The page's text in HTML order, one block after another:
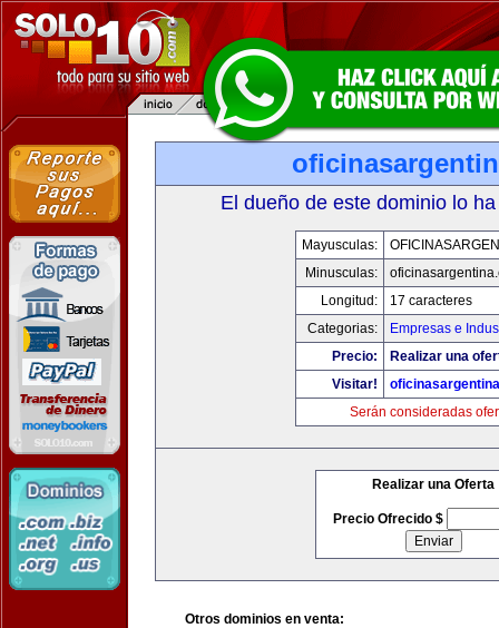
El dueño de este dominio lo
Mayusculas:
Minusculas:
Longitud:
17 caracteres
Categorias:
Empresas e
Precio:
Realizar una
Visitar!
Serán consideradas
Realizar una Oferta
Precio Ofrecido $
Otros dominios en venta: